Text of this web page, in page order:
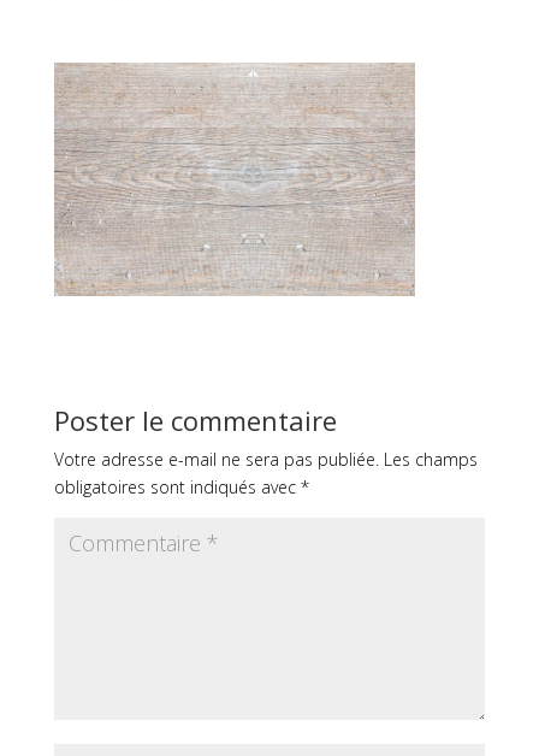
Poster le commentaire
Votre adresse e-mail ne sera pas publiée. Les champs
obligatoires sont indiqués avec *